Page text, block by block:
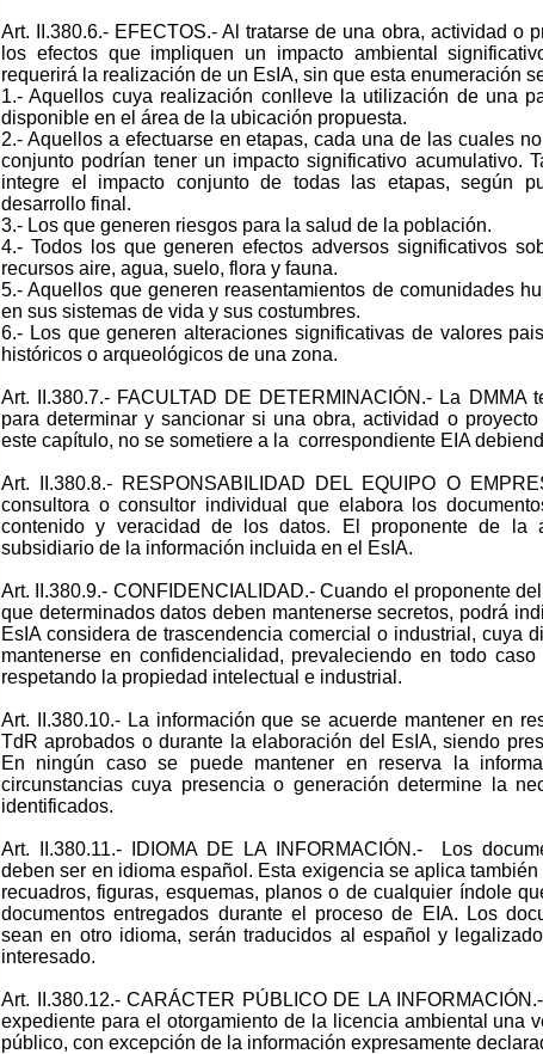
Art. II.380.6.- EFECTOS.- Al tratarse de una obra, actividad o
los efectos que impliquen un impacto ambiental
requerirá la realización de un EsIA, sin que esta enumeración
1.- Aquellos cuya realización conlleve la utilización de una
disponible en el área de la ubicación propuesta.
2.- Aquellos a efectuarse en etapas, cada una de las cuales
conjunto podrían tener un impacto significativo acumulativo.
integre el impacto conjunto de todas las etapas, según
desarrollo final.
3.- Los que generen riesgos para la salud de la población.
4.- Todos los que generen efectos adversos significativos
recursos aire, agua, suelo, flora y fauna.
5.- Aquellos que generen reasentamientos de comunidades
en sus sistemas de vida y sus costumbres.
6.- Los que generen alteraciones significativas de valores
históricos o arqueológicos de una zona.
Art. II.380.7.- FACULTAD DE DETERMINACIÓN.- La DMMA
para determinar y sancionar si una obra, actividad o
este capítulo, no se sometiere a la correspondiente EIA
Art. II.380.8.- RESPONSABILIDAD DEL EQUIPO O
consultora o consultor individual que elabora los
contenido y veracidad de los datos. El proponente de la
subsidiario de la información incluida en el EsIA.
Art. II.380.9.- CONFIDENCIALIDAD.- Cuando el proponente
que determinados datos deben mantenerse secretos, podrá
EsIA considera de trascendencia comercial o industrial, cuya
mantenerse en confidencialidad, prevaleciendo en todo
respetando la propiedad intelectual e industrial.
Art. II.380.10.- La información que se acuerde mantener en
TdR aprobados o durante la elaboración del EsIA, siendo
En ningún caso se puede mantener en reserva la
circunstancias cuya presencia o generación determine la
identificados.
Art. II.380.11.- IDIOMA DE LA INFORMACIÓN.- Los
deben ser en idioma español. Esta exigencia se aplica
recuadros, figuras, esquemas, planos o de cualquier índole
documentos entregados durante el proceso de EIA. Los
sean en otro idioma, serán traducidos al español y
interesado.
Art. II.380.12.- CARÁCTER PÚBLICO DE LA
expediente para el otorgamiento de la licencia ambiental una
público, con excepción de la información expresamente